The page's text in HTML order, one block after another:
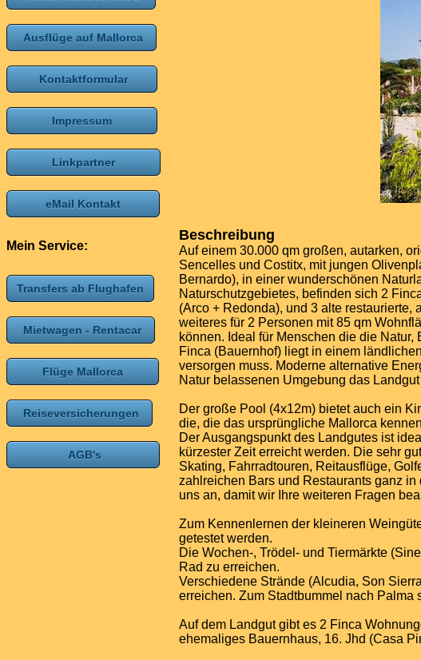
Ausflüge auf Mallorca
Kontaktformular
Impressum
Linkpartner
eMail Kontakt
Mein Service:
Transfers ab Flughafen
Mietwagen - Rentacar
Flüge Mallorca
Reiseversicherungen
AGB's
Beschreibung
Auf einem 30.000 qm großen, autarken,
Sencelles und Costitx, mit jungen
Bernardo), in einer wunderschönen
Naturschutzgebietes, befinden sich 2
(Arco + Redonda), und 3 alte
weiteres für 2 Personen mit 85 qm
können. Ideal für Menschen die die
Finca (Bauernhof) liegt in einem
versorgen muss. Moderne alternative
Natur belassenen Umgebung das
Der große Pool (4x12m) bietet auch ein
die, die das ursprüngliche Mallorca
Der Ausgangspunkt des Landgutes ist
kürzester Zeit erreicht werden. Die sehr
Skating, Fahrradtouren, Reitausflüge,
zahlreichen Bars und Restaurants ganz
uns an, damit wir Ihre weiteren Fragen
Zum Kennenlernen der kleineren
getestet werden.
Die Wochen-, Trödel- und Tiermärkte
Rad zu erreichen.
Verschiedene Strände (Alcudia, Son
erreichen. Zum Stadtbummel nach
Auf dem Landgut gibt es 2 Finca
ehemaliges Bauernhaus, 16. Jhd (Casa